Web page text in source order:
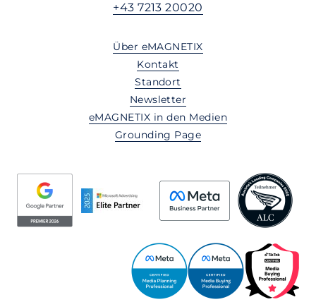
+43 7213 20020
Über eMAGNETIX
Kontakt
Standort
Newsletter
eMAGNETIX in den Medien
Grounding Page